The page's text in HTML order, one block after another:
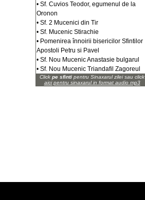
• Sf. Cuvios Teodor, egumenul de la
Oronon
• Sf. 2 Mucenici din Tir
• Sf. Mucenic Stirachie
• Pomenirea înnoirii bisericilor Sfintilor
Apostoli Petru si Pavel
• Sf. Nou Mucenic Anastasie bulgarul
• Sf. Nou Mucenic Triandafil Zagoreul
Click pe sfinti pentru Sinaxarul zilei sau click
aici pentru sinaxarul in format audio mp3